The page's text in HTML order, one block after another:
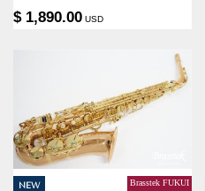
$ 1,890.00 USD
NEW Brasstek FUKUI